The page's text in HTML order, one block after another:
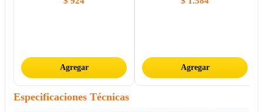
Agregar Agregar
Especificaciones Técnicas